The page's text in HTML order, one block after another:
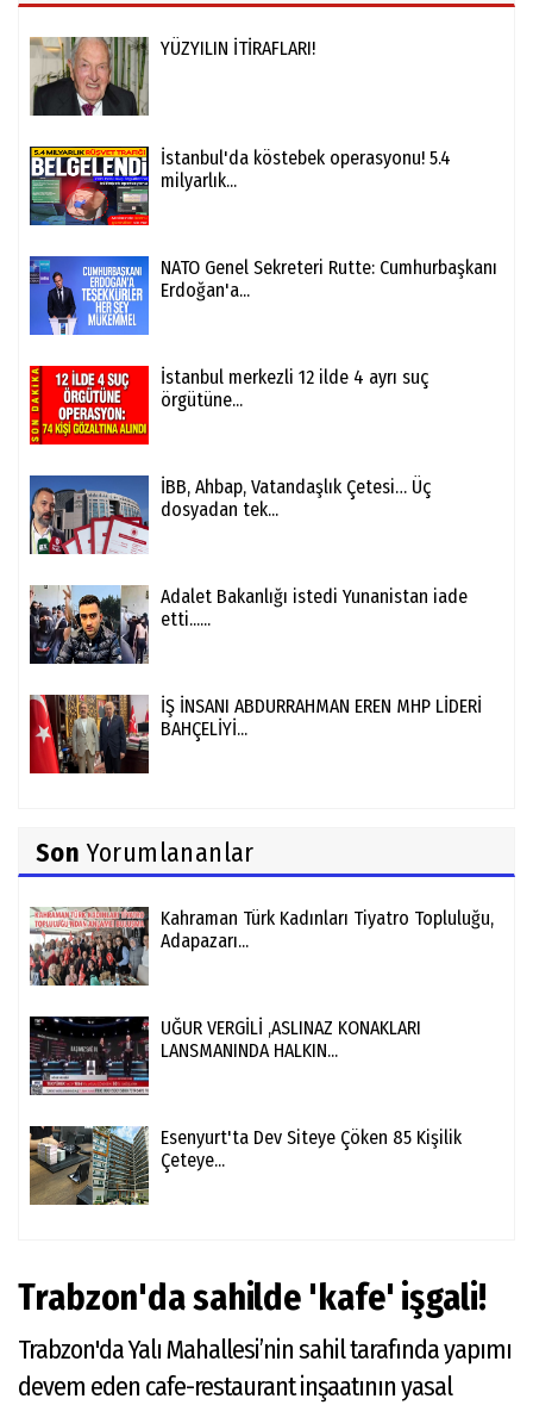
YÜZYILIN İTİRAFLARI!
İstanbul'da köstebek operasyonu! 5.4
milyarlık...
NATO Genel Sekreteri Rutte: Cumhurbaşkanı
Erdoğan'a...
İstanbul merkezli 12 ilde 4 ayrı suç
örgütüne...
İBB, Ahbap, Vatandaşlık Çetesi… Üç
dosyadan tek...
Adalet Bakanlığı istedi Yunanistan iade
etti......
İŞ İNSANI ABDURRAHMAN EREN MHP LİDERİ
BAHÇELİYİ...
Son Yorumlananlar
Kahraman Türk Kadınları Tiyatro Topluluğu,
Adapazarı...
UĞUR VERGİLİ ,ASLINAZ KONAKLARI
LANSMANINDA HALKIN...
Esenyurt'ta Dev Siteye Çöken 85 Kişilik
Çeteye...
Trabzon'da sahilde 'kafe' işgali!
Trabzon'da Yalı Mahallesi’nin sahil tarafında yapımı
devem eden cafe-restaurant inşaatının yasal